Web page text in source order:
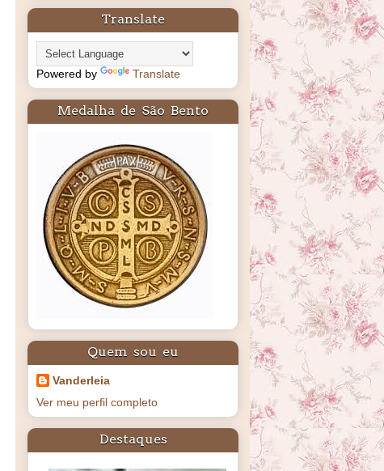
Translate
Powered by Translate
Medalha de São Bento
Quem sou eu
Vanderleia
Ver meu perfil completo
Destaques